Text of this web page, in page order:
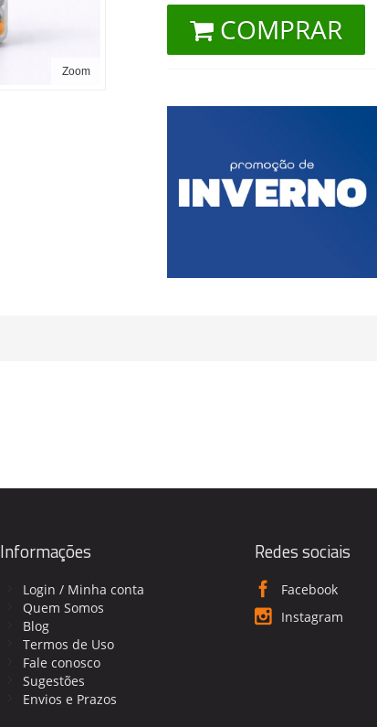
Zoom
COMPRAR
Informações
Login / Minha conta
Quem Somos
Blog
Termos de Uso
Fale conosco
Sugestões
Envios e Prazos
Redes sociais
Facebook
Instagram